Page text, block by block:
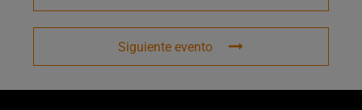
Siguiente evento